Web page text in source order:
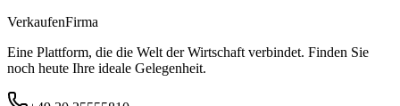
VerkaufenFirma
Eine Plattform, die die Welt der Wirtschaft verbindet. Finden Sie
noch heute Ihre ideale Gelegenheit.